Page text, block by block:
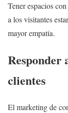
Tener espacios
a los visitantes
mayor empatía.
Responder
clientes
El marketing de